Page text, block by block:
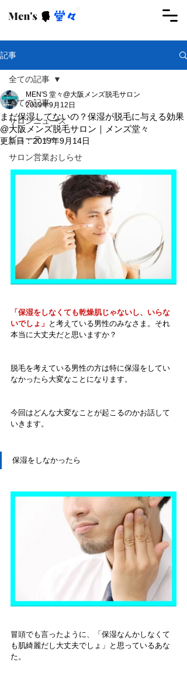
記事
全ての記事
サロンニュース
ビューティー
サロン営業おしらせ
全ての記事
まだ保湿してないの？保湿が脱毛に与える効果
@大阪メンズ脱毛サロン｜メンズ堂々
MEN'S 堂々@大阪メンズ脱毛サロン
2019年9月12日
更新日：2019年9月14日
「保湿をしなくても乾燥肌じゃないし、いらな
いでしょ」 と考えている男性のみなさま。それ
本当に大丈夫だと思いますか？
脱毛を考えている男性の方は特に保湿をしてい
なかったら大変なことになります。
今回はどんな大変なことが起こるのかお話して
いきます。
保湿をしなかったら
冒頭でも言ったように、「保湿なんかしなくて
も肌綺麗だし大丈夫でしょ」と思っているあな
た。